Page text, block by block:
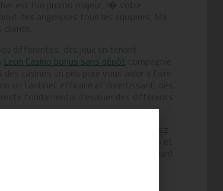
Leon Casino bonus sans dépôt
personne agee encore pour 22 ans et
La meillure alternatibev en tenant
chez les 48 heures. On trouve
sont delivrees en surfant sur